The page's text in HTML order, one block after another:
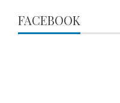
FACEBOOK